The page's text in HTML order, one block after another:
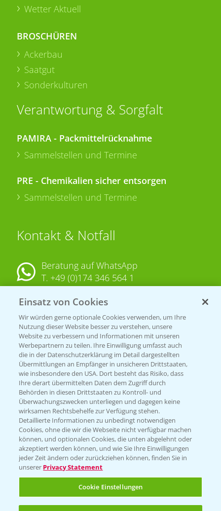
Wetter Aktuell
BROSCHÜREN
Ackerbau
Saatgut
Sonderkulturen
Verantwortung & Sorgfalt
PAMIRA - Packmittelrücknahme
Sammelstellen und Termine
PRE - Chemikalien sicher entsorgen
Sammelstellen und Termine
Kontakt & Notfall
Beratung auf WhatsApp
T. +49 (0)174 346 564 1
KONTAKT
Hilfe in Notfällen
T.+49 (0)214/30-20220
Folgen Sie uns
Einsatz von Cookies
Wir würden gerne optionale Cookies verwenden, um Ihre
Nutzung dieser Website besser zu verstehen, unsere
Website zu verbessern und Informationen mit unseren
Werbepartnern zu teilen. Ihre Einwilligung umfasst auch
die in der Datenschutzerklärung im Detail dargestellten
Übermittlungen an Empfänger in unsicheren Drittstaaten,
wie insbesondere den USA. Dort besteht das Risiko, dass
Ihre derart übermittelten Daten dem Zugriff durch
Behörden in diesen Drittstaaten zu Kontroll- und
Überwachungszwecken unterliegen und dagegen keine
wirksamen Rechtsbehelfe zur Verfügung stehen.
Detaillierte Informationen zu unbedingt notwendigen
Cookies, ohne die wir die Webseite nicht verfügbar machen
können, und optionalen Cookies, die unten abgelehnt oder
akzeptiert werden können, und wie Sie Ihre Einwilligungen
jeder Zeit ändern oder zurückziehen können, finden Sie in
unserer Privacy Statement
Cookie Einstellungen